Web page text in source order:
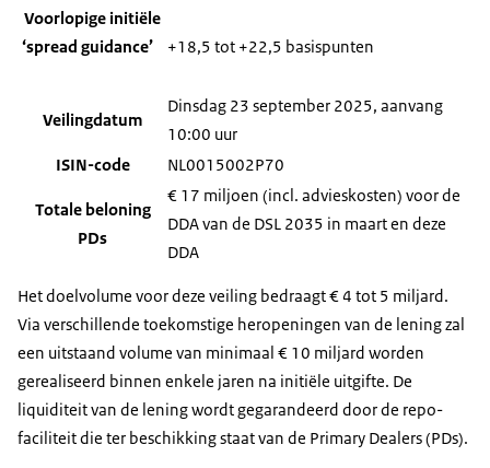
Voorlopige initiële
‘spread guidance’
+18,5 tot +22,5 basispunten
Veilingdatum
Dinsdag 23 september 2025, aanvang
10:00 uur
ISIN-code
NL0015002P70
Totale beloning
PDs
€ 17 miljoen (incl. advieskosten) voor de
DDA van de DSL 2035 in maart en deze
DDA
Het doelvolume voor deze veiling bedraagt € 4 tot 5 miljard.
Via verschillende toekomstige heropeningen van de lening zal
een uitstaand volume van minimaal € 10 miljard worden
gerealiseerd binnen enkele jaren na initiële uitgifte. De
liquiditeit van de lening wordt gegarandeerd door de repo-
faciliteit die ter beschikking staat van de Primary Dealers (PDs).